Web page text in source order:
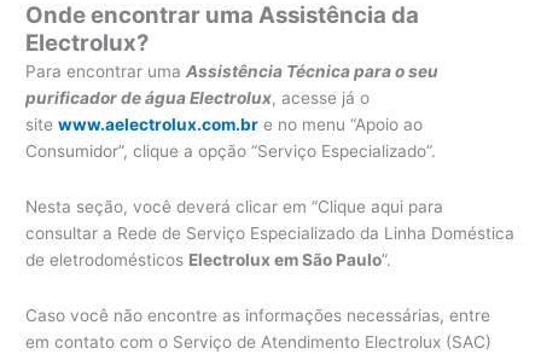
Onde encontrar uma Assistência da
Electrolux?
Para encontrar umaAssistência Técnica para o seu
purificador de água Electrolux, acesse já o
sitewww.aelectrolux.com.br e no menu “Apoio ao
Consumidor”, clique a opção “Serviço Especializado”.
Nesta seção, você deverá clicar em “Clique aqui para
consultar a Rede de Serviço Especializado da Linha Doméstica
de eletrodomésticos Electrolux em São Paulo”.
Caso você não encontre as informações necessárias, entre
em contato com o Serviço de Atendimento Electrolux (SAC)